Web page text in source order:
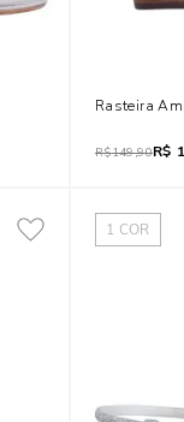
Rasteira
R$149,90R$
1 COR